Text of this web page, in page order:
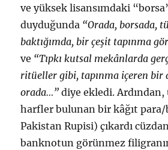
ve yüksek lisansımdaki
duyduğunda “Orada, borsada,
baktığımda, bir çeşit tapınma
ve “Tıpkı kutsal mekânlarda
ritüeller gibi, tapınma içeren bir
orada…” diye ekledi.
harfler bulunan bir kâğıt
Pakistan Rupisi) çıkardı
banknotun görünmez